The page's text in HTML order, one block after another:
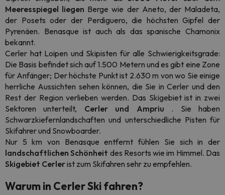
Meeresspiegel liegen Berge wie der Aneto, der Maladeta,
der Posets oder der Perdiguero, die höchsten Gipfel der
Pyrenäen. Benasque ist auch als das spanische Chamonix
bekannt.
Cerler hat Loipen und Skipisten für alle Schwierigkeitsgrade:
Die Basis befindet sich auf 1.500 Metern und es gibt eine Zone
für Anfänger; Der höchste Punkt ist 2.630 m von wo Sie einige
herrliche Aussichten sehen können, die Sie in Cerler und den
Rest der Region verlieben werden. Das Skigebiet ist in zwei
Sektoren unterteilt, Cerler und Ampriu . Sie haben
Schwarzkiefernlandschaften und unterschiedliche Pisten für
Skifahrer und Snowboarder.
Nur 5 km von Benasque entfernt fühlen Sie sich in der
landschaftlichen Schönheit des Resorts wie im Himmel. Das
Skigebiet Cerlerist zum Skifahren sehr zu empfehlen.
Warum in Cerler Ski fahren?